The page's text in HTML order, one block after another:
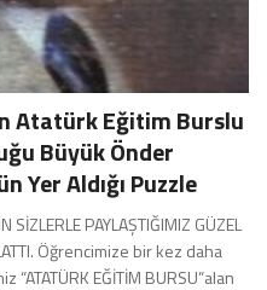
Atatürk Eğitim Burslu
Büyük Önder
Yer Aldığı Puzzle
PAYLAŞTIĞIMIZ GÜZEL
Öğrencimize bir kez daha
EĞİTİM BURSU”alan